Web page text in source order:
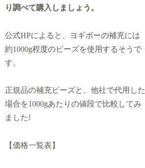
り調べて購入しましょう。
公式HPによると、ヨギボーの補充には
約1000g程度のビーズを使用するそうで
す。
正規品の補充ビーズと、他社で代用した
場合を1000gあたりの値段で比較してみ
ました!
【価格一覧表】